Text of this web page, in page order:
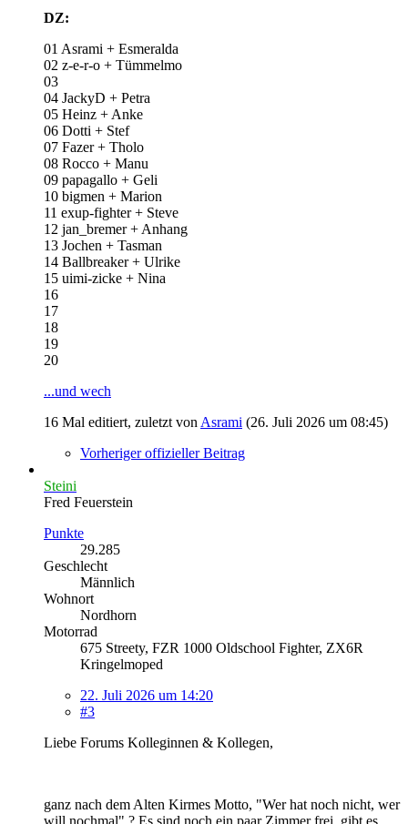
DZ:
01 Asrami + Esmeralda
02 z-e-r-o + Tümmelmo
03
04 JackyD + Petra
05 Heinz + Anke
06 Dotti + Stef
07 Fazer + Tholo
08 Rocco + Manu
09 papagallo + Geli
10 bigmen + Marion
11 exup-fighter + Steve
12 jan_bremer + Anhang
13 Jochen + Tasman
14 Ballbreaker + Ulrike
15 uimi-zicke + Nina
16
17
18
19
20
...und wech
16 Mal editiert, zuletzt von Asrami (26. Juli 2026 um 08:45)
Vorheriger offizieller Beitrag
Steini
Fred Feuerstein
Punkte
29.285
Geschlecht
Männlich
Wohnort
Nordhorn
Motorrad
675 Streety, FZR 1000 Oldschool Fighter, ZX6R
Kringelmoped
22. Juli 2026 um 14:20
#3
Liebe Forums Kolleginnen & Kollegen,
ganz nach dem Alten Kirmes Motto, "Wer hat noch nicht, wer
will nochmal" ? Es sind noch ein paar Zimmer frei, gibt es